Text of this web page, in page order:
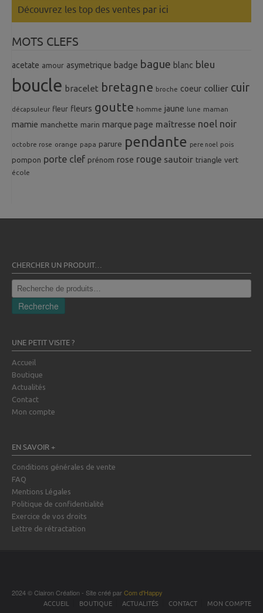
Découvrez les top des ventes par ici
MOTS CLEFS
acetate amour asymetrique badge bague blanc bleu
boucle bracelet bretagne broche coeur collier cuir
décapsuleur fleur fleurs goutte homme jaune lune maman
mamie manchette marin marque page maîtresse noel noir
octobre rose orange papa parure pendante pere noel pois
pompon porte clef prénom rose rouge sautoir triangle vert
école
CHERCHER UN PRODUIT…
Recherche
pour :
Recherche
UNE PETIT VISITE ?
Accueil
Boutique
Actualités
Contact
Mon compte
EN SAVOIR +
Conditions générales de vente
FAQ
Mentions Légales
Politique de confidentialité
Exercice de vos droits
Lettre de rétractation
2024 © Clairon Création - Site créé parCom d'Happy
ACCUEIL BOUTIQUE ACTUALITÉS CONTACT MON COMPTE